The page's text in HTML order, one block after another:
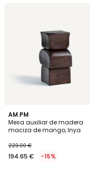
AM.PM
Mesa auxiliar de madera
maciza de mango, Inya
229.00 €
194.65 € -15%
5
/
5